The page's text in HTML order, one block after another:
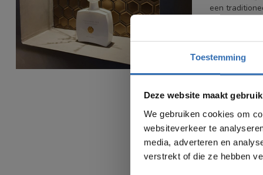
Toestemming
Deze website maakt
We gebruiken cookies om
websiteverkeer te
media, adverteren en
verstrekt of die ze hebben
een
opvallende
Een ander
een
handig is in
Hexagon
natuurlijke
Qua